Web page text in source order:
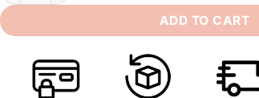
ADD TO CART